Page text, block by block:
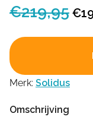
€219,95 €
Merk: Solidus
Omschrijving